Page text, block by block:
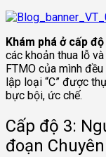
Khám phá ở cấp độ
các khoản thua lỗ
FTMO của mình
lập loại “C” được
bực bội, ức chế.
Cấp độ 3:
đoạn